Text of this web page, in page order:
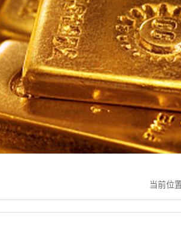
当前位置